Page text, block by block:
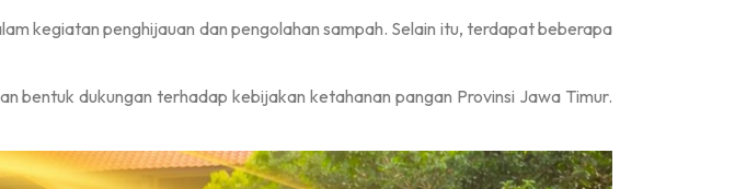
kegiatan penghijauan dan pengolahan sampah. Selain itu, terdapat beberapa
bentuk dukungan terhadap kebijakan ketahanan pangan Provinsi Jawa Timur.